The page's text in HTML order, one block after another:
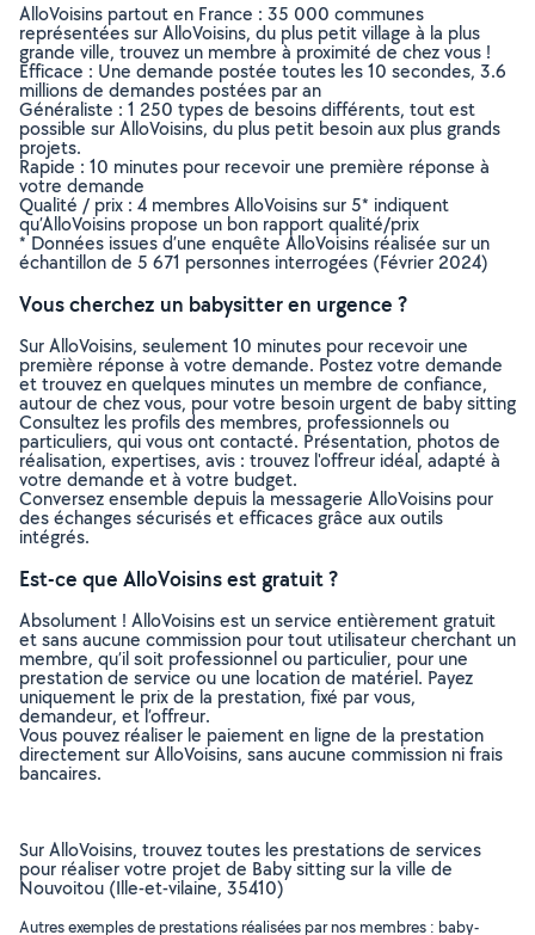
AlloVoisins partout en France : 35 000 communes
représentées sur AlloVoisins, du plus petit village à la plus
grande ville, trouvez un membre à proximité de chez vous !
Efficace : Une demande postée toutes les 10 secondes, 3.6
millions de demandes postées par an
Généraliste : 1 250 types de besoins différents, tout est
possible sur AlloVoisins, du plus petit besoin aux plus grands
projets.
Rapide : 10 minutes pour recevoir une première réponse à
votre demande
Qualité / prix : 4 membres AlloVoisins sur 5* indiquent
qu’AlloVoisins propose un bon rapport qualité/prix
* Données issues d’une enquête AlloVoisins réalisée sur un
échantillon de 5 671 personnes interrogées (Février 2024)
Vous cherchez un babysitter en urgence ?
Sur AlloVoisins, seulement 10 minutes pour recevoir une
première réponse à votre demande. Postez votre demande
et trouvez en quelques minutes un membre de confiance,
autour de chez vous, pour votre besoin urgent de baby sitting
Consultez les profils des membres, professionnels ou
particuliers, qui vous ont contacté. Présentation, photos de
réalisation, expertises, avis : trouvez l'offreur idéal, adapté à
votre demande et à votre budget.
Conversez ensemble depuis la messagerie AlloVoisins pour
des échanges sécurisés et efficaces grâce aux outils
intégrés.
Est-ce que AlloVoisins est gratuit ?
Absolument ! AlloVoisins est un service entièrement gratuit
et sans aucune commission pour tout utilisateur cherchant un
membre, qu’il soit professionnel ou particulier, pour une
prestation de service ou une location de matériel. Payez
uniquement le prix de la prestation, fixé par vous,
demandeur, et l’offreur.
Vous pouvez réaliser le paiement en ligne de la prestation
directement sur AlloVoisins, sans aucune commission ni frais
bancaires.
Sur AlloVoisins, trouvez toutes les prestations de services
pour réaliser votre projet de Baby sitting sur la ville de
Nouvoitou (Ille-et-vilaine, 35410)
Autres exemples de prestations réalisées par nos membres : baby-